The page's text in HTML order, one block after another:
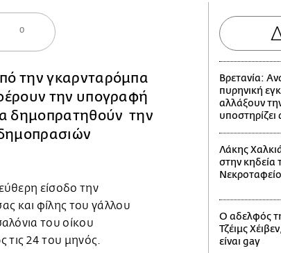
0
την γκαρνταρόμπα
την υπογραφή
δημοπρατηθούν την
είσοδο την
και φίλης του γάλλου
του οίκου
24 του μηνός.
Βρετανία:
πυρηνική
αλλάξουν
Λάκης
στην κηδεία
Ο αδελφός
Τζέιμς
είναι gay